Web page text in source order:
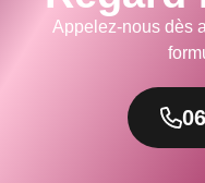
Appelez-nous dès